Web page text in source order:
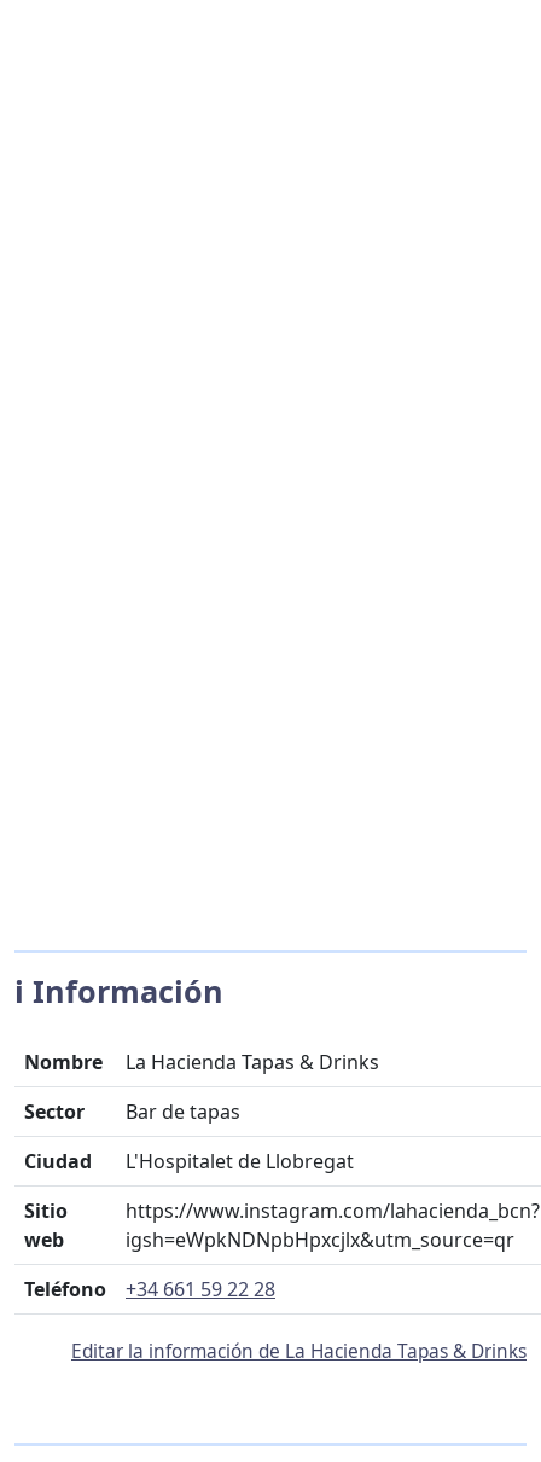
ℹ️ Información
Nombre
La Hacienda Tapas & Drinks
Sector
Bar de tapas
Ciudad
L'Hospitalet de Llobregat
Sitio
web
https://www.instagram.com/lahacienda_bcn?
igsh=eWpkNDNpbHpxcjlx&utm_source=qr
Teléfono
+34 661 59 22 28
Editar la información de La Hacienda Tapas & Drinks